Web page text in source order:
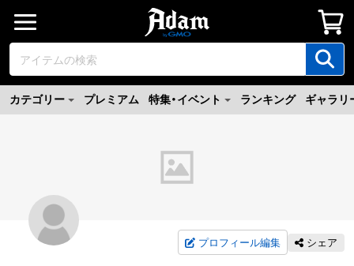
カテゴリー プレミアム 特集・イベント ランキング ギャラリ
プロフィール編集 シェア